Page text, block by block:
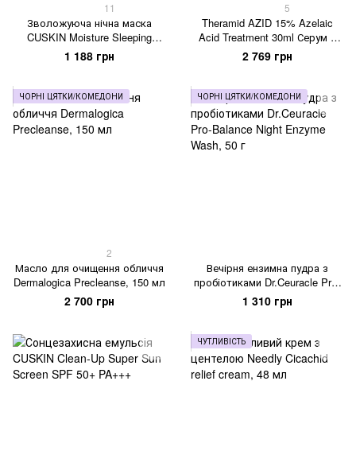
11
Зволожуюча нічна маска
CUSKIN Moisture Sleeping
Mask, 60 мл
1 188 грн
5
Theramid AZID 15% Azelaic
Acid Treatment 30ml Серум з
азелаіновою кислотою
2 769 грн
ЧОРНІ ЦЯТКИ/КОМЕДОНИ
2
Масло для очищення обличчя
Dermalogica Precleanse, 150 мл
2 700 грн
ЧОРНІ ЦЯТКИ/КОМЕДОНИ
Вечірня ензимна пудра з
пробіотиками Dr.Ceuracle Pro-
Balance Night Enzyme Wash, 50
г
1 310 грн
ЧУТЛИВІСТЬ